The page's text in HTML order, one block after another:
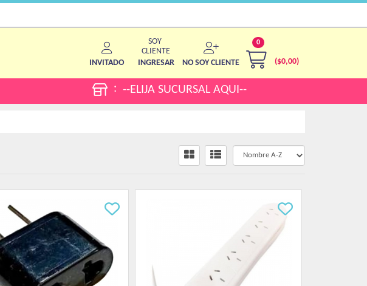
INVITADO INGRESAR NO SOY CLIENTE
: --ELIJA SUCURSAL AQUI--
0
($0,00)